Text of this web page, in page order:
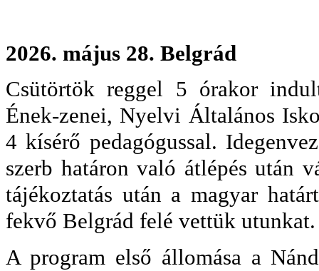
2026. május 28. Belgrád
Csütörtök reggel 5 órakor
Ének-zenei, Nyelvi Általános
4 kísérő pedagógussal.
szerb határon való átlépés után
tájékoztatás után a magyar
fekvő Belgrád felé vettük utunkat.
A program első állomása a